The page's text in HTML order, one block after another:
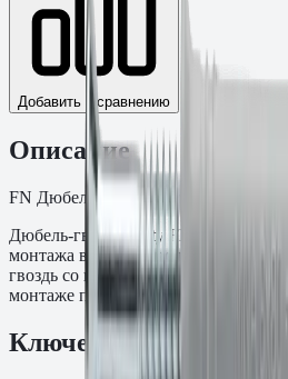
Добавить к сравнению
Описание
FN Дюбель-гвоздь с потайным
Дюбель-гвоздь Fasty FN размером
монтажа в бетон и полнотелый
гвоздь со шлицем PZ2 подходят
монтаже профилей, уголков и
Ключевые